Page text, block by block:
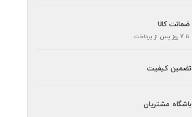
ضمانت کالا
تا 7 روز پس از پرداخت
تضمین کیفیت
باشگاه مشتریان